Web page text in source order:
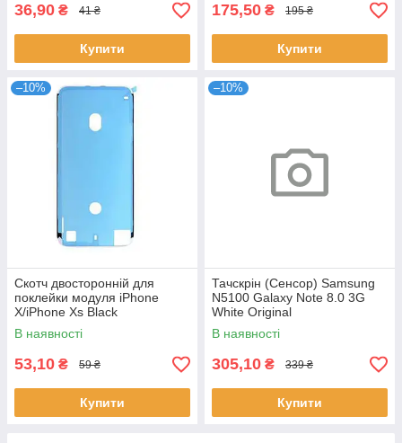
36,90 ₴ 41 ₴
Купити
175,50 ₴ 195 ₴
Купити
–10%
Скотч двосторонній для
поклейки модуля iPhone
X/iPhone Xs Black
В наявності
53,10 ₴ 59 ₴
Купити
–10%
Тачскрін (Сенсор) Samsung
N5100 Galaxy Note 8.0 3G
White Original
В наявності
305,10 ₴ 339 ₴
Купити